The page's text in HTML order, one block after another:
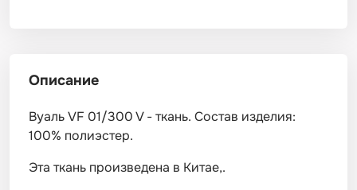
Описание
Вуаль VF 01/300 V - ткань. Состав изделия:
100% полиэстер.
Эта ткань произведена в Китае,.